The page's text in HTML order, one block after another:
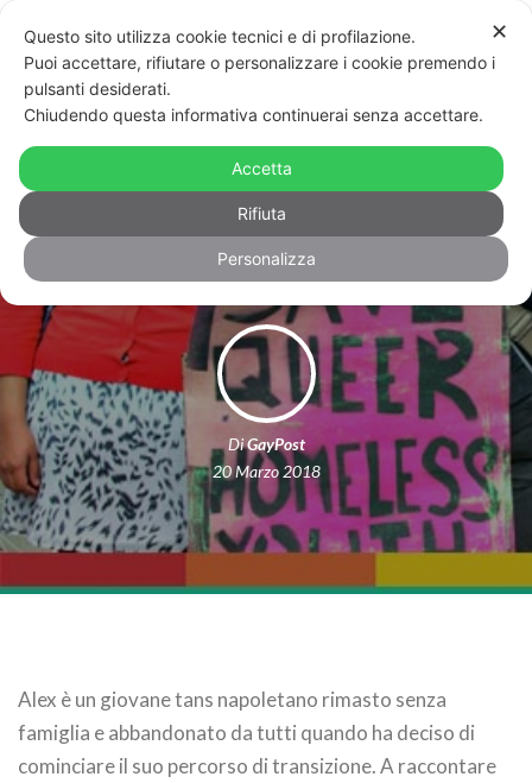
Napoli, giovane trans abbandonato
da tutti e costretto a vivere per
strada
DiGayPost
20 Marzo 2018
Alex è un giovane tans napoletano rimasto senza
famiglia e abbandonato da tutti quando ha deciso di
cominciare il suo percorso di transizione. A raccontare
✕
Questo sito utilizza cookie tecnici e di profilazione.
Puoi accettare, rifiutare o personalizzare i cookie premendo i
pulsanti desiderati.
Chiudendo questa informativa continuerai senza accettare.
Accetta
Rifiuta
Personalizza